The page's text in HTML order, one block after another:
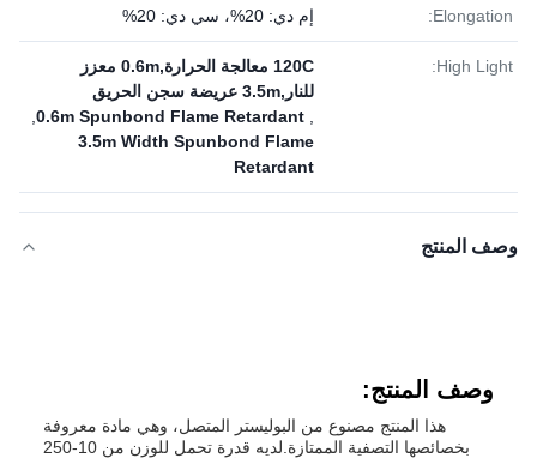
Elongation: إم دي: 20%، سي دي: 20%
High Light:
120C معالجة الحرارة,0.6m معزز
للنار,3.5m عريضة سجن الحريق
0.6m Spunbond Flame Retardant
3.5m Width Spunbond Flame
Retardant
وصف المنتج
وصف المنتج:
هذا المنتج مصنوع من البوليستر المتصل، وهي مادة معروفة
بخصائصها التصفية الممتازة.لديه قدرة تحمل للوزن من 10-250